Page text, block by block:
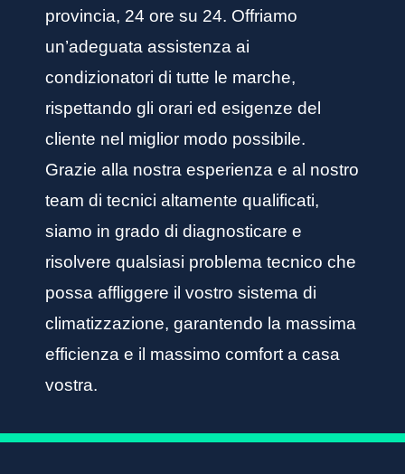
provincia, 24 ore su 24. Offriamo
un’adeguata assistenza ai
condizionatori di tutte le marche,
rispettando gli orari ed esigenze del
cliente nel miglior modo possibile.
Grazie alla nostra esperienza e al nostro
team di tecnici altamente qualificati,
siamo in grado di diagnosticare e
risolvere qualsiasi problema tecnico che
possa affliggere il vostro sistema di
climatizzazione, garantendo la massima
efficienza e il massimo comfort a casa
vostra.